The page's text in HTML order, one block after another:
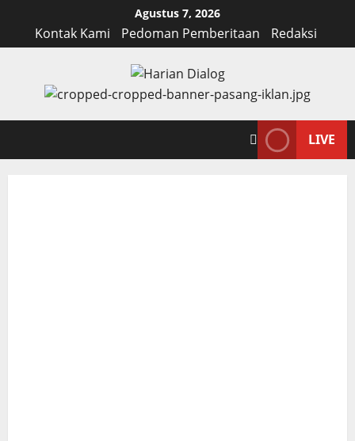
content
Agustus 7, 2026
Kontak Kami Pedoman Pemberitaan Redaksi
LIVE